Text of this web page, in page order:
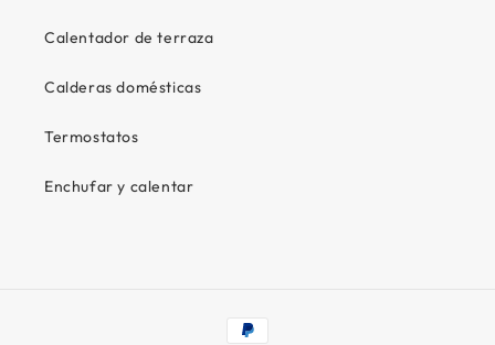
Calentador de terraza
Calderas domésticas
Termostatos
Enchufar y calentar
Formas